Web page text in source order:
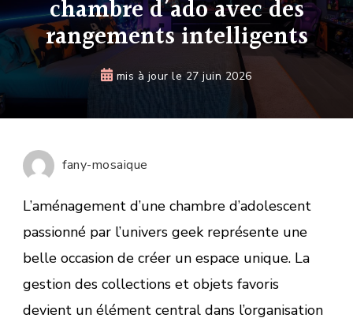
chambre d’ado avec des
rangements intelligents
mis à jour le 27 juin 2026
fany-mosaique
L’aménagement d’une chambre d’adolescent
passionné par l’univers geek représente une
belle occasion de créer un espace unique. La
gestion des collections et objets favoris
devient un élément central dans l’organisation